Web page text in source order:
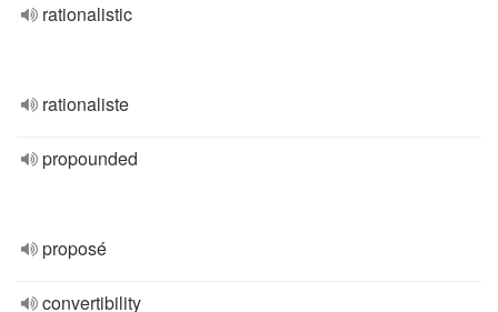
rationalistic
rationaliste
propounded
proposé
convertibility